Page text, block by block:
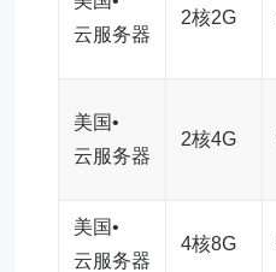
云服务器
2核2G
美国•
云服务器
2核4G
美国•
云服务器
4核8G